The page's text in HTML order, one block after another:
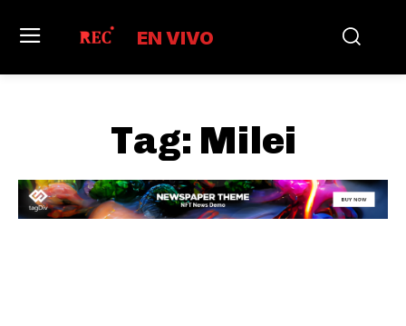
EN VIVO
Tag: Milei